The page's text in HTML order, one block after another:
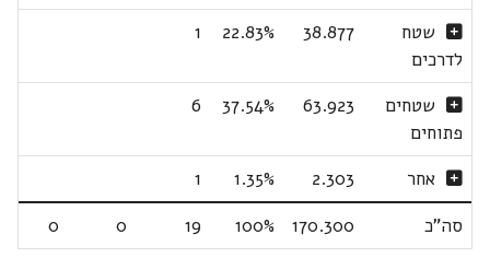
שטח
לדרכים
38.877
22.83%
1
שטחים
פתוחים
63.923
37.54%
6
אחר 2.303
1.35%
1
סה"כ
170.300
100%
19
0
0